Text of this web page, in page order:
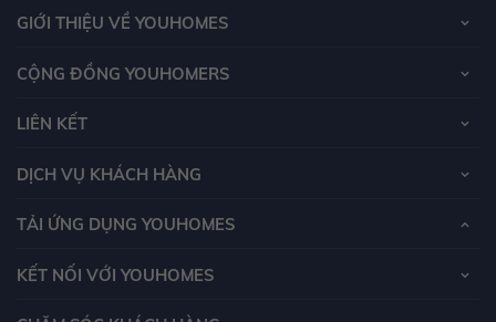
GIỚI THIỆU VỀ YOUHOMES
CỘNG ĐỒNG YOUHOMERS
LIÊN KẾT
DỊCH VỤ KHÁCH HÀNG
TẢI ỨNG DỤNG YOUHOMES
KẾT NỐI VỚI YOUHOMES